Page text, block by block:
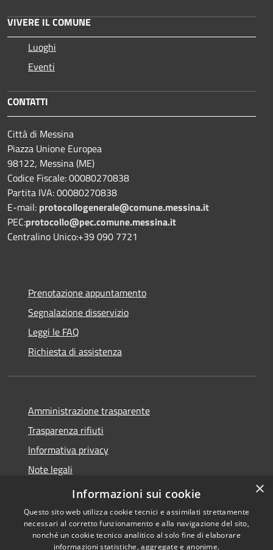
VIVERE IL COMUNE
Luoghi
Eventi
CONTATTI
Città di Messina
Piazza Unione Europea
98122, Messina (ME)
Codice Fiscale: 00080270838
Partita IVA: 00080270838
E-mail: protocollogenerale@comune.messina.it
PEC:protocollo@pec.comune.messina.it
Centralino Unico:+39 090 7721
Prenotazione appuntamento
Segnalazione disservizio
Leggi le FAQ
Richiesta di assistenza
Amministrazione trasparente
Trasparenza rifiuti
Informativa privacy
Note legali
Dichiarazione di accessibilità
×
Informazioni sui cookie
Questo sito web utilizza cookie tecnici e assimilati strettamente
necessari al corretto funzionamento e alla navigazione del sito,
nonché un cookie tecnico analitico al solo fine di elaborare
informazioni statistiche, aggregate e anonime.